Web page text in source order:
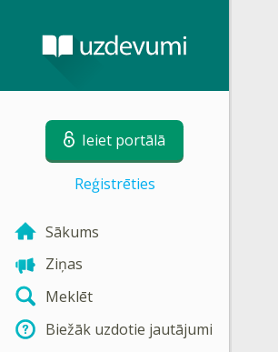
Ieiet portālā
Reģistrēties
Sākums
Ziņas
Meklēt
Biežāk uzdotie jautājumi